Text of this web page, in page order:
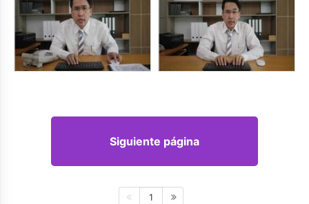
Siguiente página
1